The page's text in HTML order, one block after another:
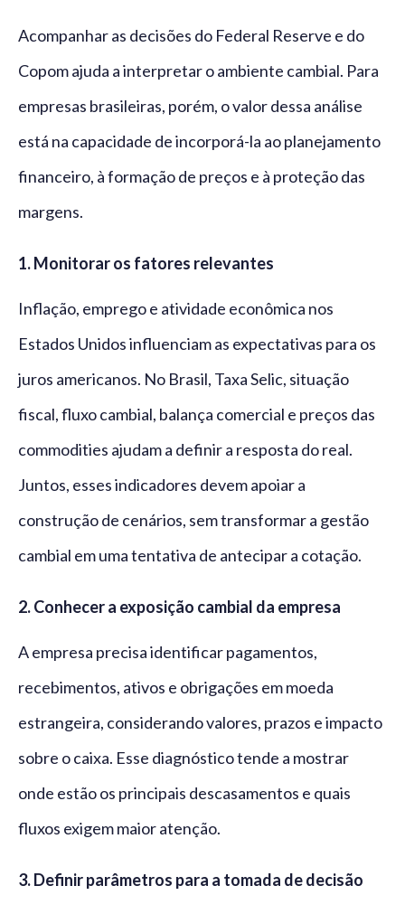
Acompanhar as decisões do Federal Reserve e do
Copom ajuda a interpretar o ambiente cambial. Para
empresas brasileiras, porém, o valor dessa análise
está na capacidade de incorporá-la ao planejamento
financeiro, à formação de preços e à proteção das
margens.
1. Monitorar os fatores relevantes
Inflação, emprego e atividade econômica nos
Estados Unidos influenciam as expectativas para os
juros americanos. No Brasil, Taxa Selic, situação
fiscal, fluxo cambial, balança comercial e preços das
commodities ajudam a definir a resposta do real.
Juntos, esses indicadores devem apoiar a
construção de cenários, sem transformar a gestão
cambial em uma tentativa de antecipar a cotação.
2. Conhecer a exposição cambial da empresa
A empresa precisa identificar pagamentos,
recebimentos, ativos e obrigações em moeda
estrangeira, considerando valores, prazos e impacto
sobre o caixa. Esse diagnóstico tende a mostrar
onde estão os principais descasamentos e quais
fluxos exigem maior atenção.
3. Definir parâmetros para a tomada de decisão